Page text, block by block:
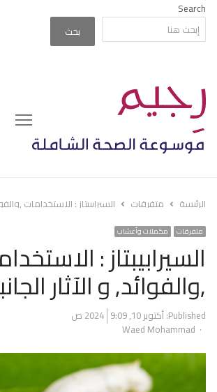
Search
بحث
Menu
الرئيسة متفرقات السيرابيبتاز : الاستخدامات
متفرقات مكملات وأعشاب
السيرابيبتاز :
,والفوائد, و الآثار
Published: أكتوبر 10, 2024 9:09 ص
Author
Waed Mohammad